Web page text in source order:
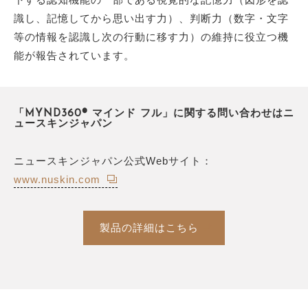
識し、記憶してから思い出す力）、判断力（数字・文字
等の情報を認識し次の行動に移す力）の維持に役立つ機
能が報告されています。
「MYND360® マインド フル」に関する問い合わせはニ
ュースキンジャパン
ニュースキンジャパン公式Webサイト：
www.nuskin.com
製品の詳細はこちら